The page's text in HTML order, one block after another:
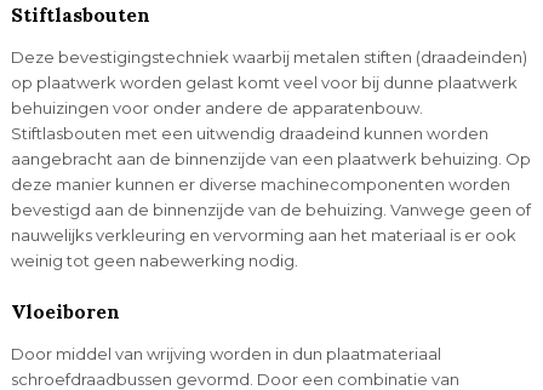
Stiftlasbouten
Deze bevestigingstechniek waarbij metalen stiften (draadeinden)
op plaatwerk worden gelast komt veel voor bij dunne plaatwerk
behuizingen voor onder andere de apparatenbouw.
Stiftlasbouten met een uitwendig draadeind kunnen worden
aangebracht aan de binnenzijde van een plaatwerk behuizing. Op
deze manier kunnen er diverse machinecomponenten worden
bevestigd aan de binnenzijde van de behuizing. Vanwege geen of
nauwelijks verkleuring en vervorming aan het materiaal is er ook
weinig tot geen nabewerking nodig.
Vloeiboren
Door middel van wrijving worden in dun plaatmateriaal
schroefdraadbussen gevormd. Door een combinatie van